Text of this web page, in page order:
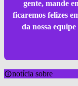
gente, mande
ficaremos felizes
da nossa
notícia sobre